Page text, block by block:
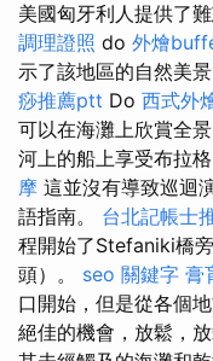
美國匈牙利人提供了
調理證照 do 外燴
示了該地區的自然美景
痧推薦ptt Do 西式外
可以在海灘上欣賞全
河上的船上享受布拉格
摩 這並沒有導致巡迴
語指南。 台北記帳士
程開始了Stefaniki橋
頭）。 seo 關鍵字 膏
口開始，但是從各個
絕佳的機會，放鬆，